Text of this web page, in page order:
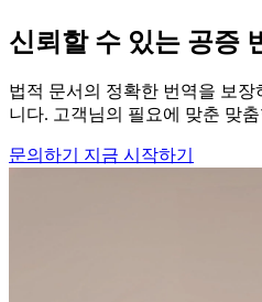
신뢰할 수 있는 공증
법적 문서의 정확한 번역을 보
니다. 고객님의 필요에 맞춘 맞
문의하기 지금 시작하기